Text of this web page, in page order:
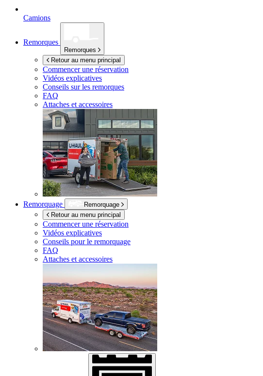
Camions
Remorques
Remorques
Retour au menu principal
Commencer une réservation
Vidéos explicatives
Conseils sur les remorques
FAQ
Attaches et accessoires
Remorquage
Remorquage
Retour au menu principal
Commencer une réservation
Vidéos explicatives
Conseils pour le remorquage
FAQ
Attaches et accessoires